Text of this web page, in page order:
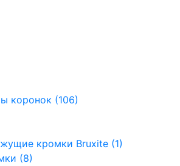
коронок (106)
кромки Bruxite (1)
(8)